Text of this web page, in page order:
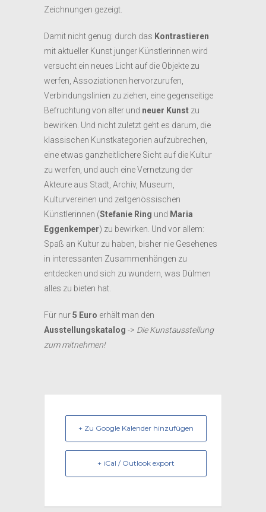
Zeichnungen gezeigt.
Damit nicht genug: durch das Kontrastieren
mit aktueller Kunst junger Künstlerinnen wird
versucht ein neues Licht auf die Objekte zu
werfen, Assoziationen hervorzurufen,
Verbindungslinien zu ziehen, eine gegenseitige
Befruchtung von alter und neuer Kunstzu
bewirken. Und nicht zuletzt geht es darum, die
klassischen Kunstkategorien aufzubrechen,
eine etwas ganzheitlichere Sicht auf die Kultur
zu werfen, und auch eine Vernetzung der
Akteure aus Stadt, Archiv, Museum,
Kulturvereinen und zeitgenössischen
Künstlerinnen (Stefanie Ring und Maria
Eggenkemper) zu bewirken. Und vor allem:
Spaß an Kultur zu haben, bisher nie Gesehenes
in interessanten Zusammenhängen zu
entdecken und sich zu wundern, was Dülmen
alles zu bieten hat.
Für nur5 Euro erhält man den
Ausstellungskatalog -> Die Kunstausstellung
zum mitnehmen!
+ Zu Google Kalender hinzufügen
+ iCal / Outlook export